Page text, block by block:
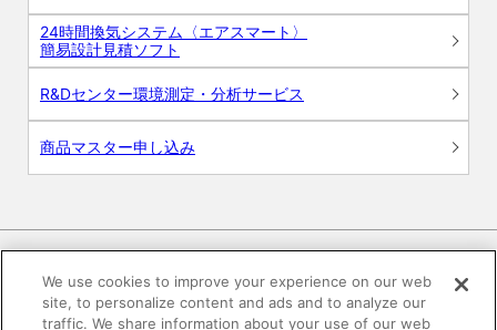
24時間換気システム〈エアスマート〉
簡易設計見積ソフト
R&Dセンター環境測定・分析サービス
商品マスター申し込み
電子公告 このWEBサイトについて
We use cookies to improve your experience on our web
site, to personalize content and ads and to analyze our
traffic. We share information about your use of our web